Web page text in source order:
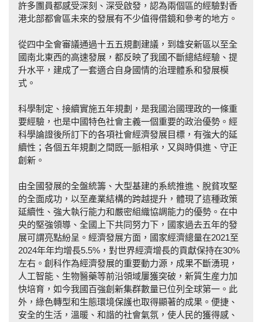
許多團員都感受深刻、深受啟發，認為兩個區的經驗對香
港北部都會區未來的發展有不少值得借鏡和參考的地方。
從四中全會審議通過十五五規劃建議，到雄安新區以至全
國南北東西的高速發展，都反映了我國不斷總結經驗、提
升水平，建成了一套適合自身國情的治理體系和發展模
式。
科學制定、接續實施五年規劃，是我國治國理政的一條重
要經驗，也是中國特色社會主義一個重要的政治優勢。經
科學論證後所訂下的各項社會經濟發展目標，有強大的延
續性；各個五年規劃之間既一脈相承，又與時俱進、守正
創新。
由全國發展的全盤統籌、大型基建的系統推進、脫貧攻堅
的全面成功，以至產業結構的跨越提升，體現了這種政策
延續性、強大執行能力和嚴密組織協調能力的優勢。在中
央的堅強領導、全國上下共同努力下，國家過去五年的發
展可謂亮點紛呈。經濟發展方面，國家經濟總量在2021至
2024年年均增長5.5%，對世界經濟增長的貢獻保持在30%
左右。創科作為經濟發展的重要動力源，成果不斷湧現，
人工智能、生物醫藥等前沿領域屢獲突破，新質生産力加
快培育，如今我國百強創新集群數量已位列全球第一。此
外，綠色轉型和生態環境保護也取得顯著的成果。便捷、
安全的生活，溫暖、和諧的社會氣氛，使人民的獲得感、